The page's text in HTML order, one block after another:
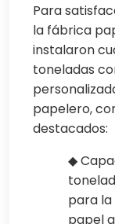
Para
la fábrica
instalaron
toneladas
papelero,
destacados:
◆
para
papel